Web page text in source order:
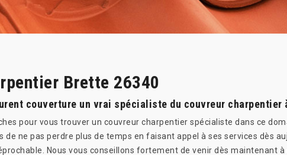
Brette 26340
couverture un vrai spécialiste du couvreur charpentier
pour vous trouver un couvreur charpentier spécialiste dans ce
de ne pas perdre plus de temps en faisant appel à ses services dès
Nous vous conseillons fortement de venir dès maintenant